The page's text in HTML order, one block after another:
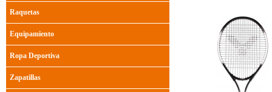
Raquetas
Equipamiento
Ropa Deportiva
Zapatillas